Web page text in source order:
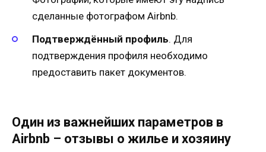
сделанные фотографом Airbnb.
Подтверждённый профиль. Для
подтверждения профиля необходимо
предоставить пакет документов.
Один из важнейших параметров в
Airbnb – отзывы о жилье и хозяину